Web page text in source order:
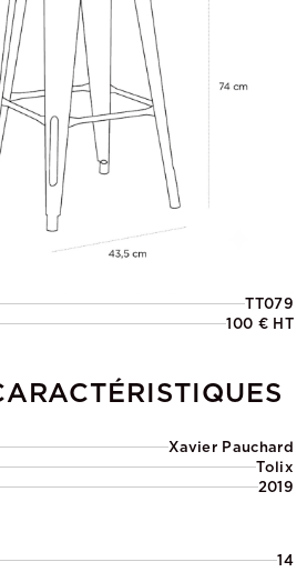
TT079
100 € HT
Xavier Pauchard
Tolix
2019
14